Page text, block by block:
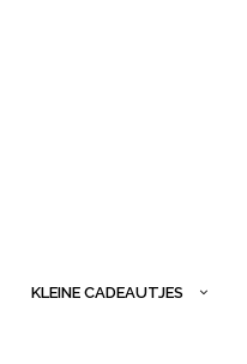
KLEINE CADEAUTJES